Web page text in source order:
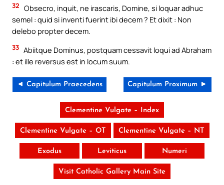
32 Obsecro, inquit, ne irascaris, Domine, si loquar adhuc
semel : quid si inventi fuerint ibi decem ? Et dixit : Non
delebo propter decem.
33 Abiitque Dominus, postquam cessavit loqui ad Abraham
: et ille reversus est in locum suum.
◄ Capitulum Praecedens Capitulum Proximum ►
Clementine Vulgate – Index
Clementine Vulgate – OT Clementine Vulgate – NT
Exodus Leviticus Numeri
Visit Catholic Gallery Main Site